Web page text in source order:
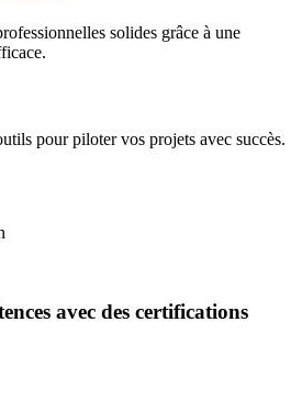
solides grâce à une
pour piloter vos projets avec succès.
avec des certifications